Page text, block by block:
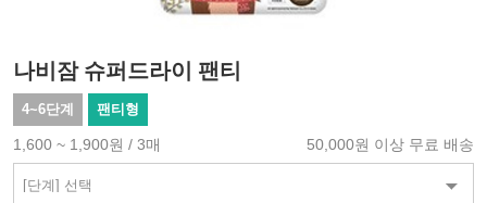
나비잠 슈퍼드라이 팬티
4~6단계 팬티형
1,600 ~ 1,900원 / 3매 50,000원 이상 무료 배송